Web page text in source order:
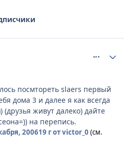
посмтореть slaers первый
дома 3 и далее я как всегда
(друзья живут далеко) дайте
на перепись.
200619 гот victor_0 (см.